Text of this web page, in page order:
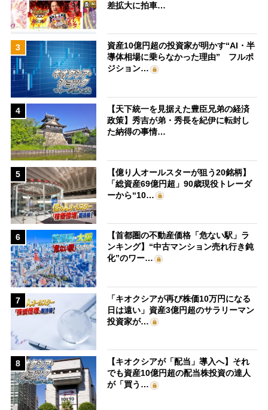
差拡大に拍車…
3
資産10億円超の投資家が明かす“AI・半
導体相場に乗らなかった理由” フルポ
ジション…
4
【天下統一を見据えた豊臣兄弟の経済
政策】秀吉が弟・秀長を紀伊に転封し
た納得の事情…
5
【億り人オールスターが狙う20銘柄】
「総資産69億円超」90歳現役トレーダ
ーから“10…
6
【首都圏の不動産価格「危ない駅」ラ
ンキング】“中古マンション売れ行き鈍
化”のワー…
7
「キオクシアが再び株価10万円になる
日は遠い」資産3億円超のサラリーマン
投資家が…
8
【キオクシアが「配当」導入へ】それ
でも資産10億円超の配当株投資の達人
が「買う…